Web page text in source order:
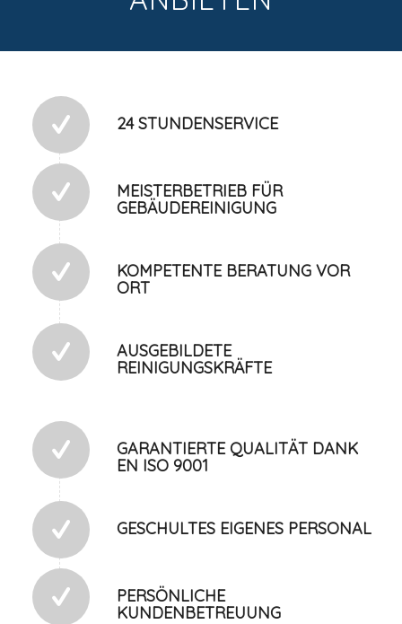
24 STUNDENSERVICE
MEISTERBETRIEB FÜR
GEBÄUDEREINIGUNG
KOMPETENTE BERATUNG VOR
ORT
AUSGEBILDETE
REINIGUNGSKRÄFTE
GARANTIERTE QUALITÄT DANK
EN ISO 9001
GESCHULTES EIGENES PERSONAL
PERSÖNLICHE
KUNDENBETREUUNG